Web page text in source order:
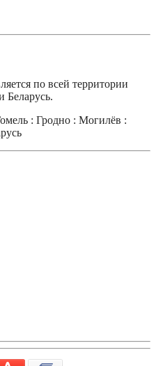
по всей территории
Беларусь.
: Гродно : Могилёв :